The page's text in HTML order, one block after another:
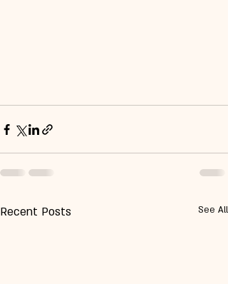
Recent Posts See All